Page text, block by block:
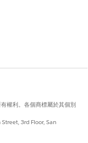
權利。各個商標屬於其個別
3rd Floor, San